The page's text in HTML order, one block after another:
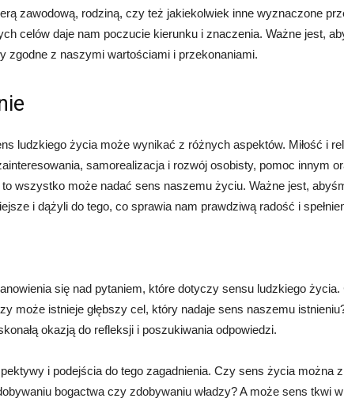
zawodową, rodziną, czy też jakiekolwiek inne wyznaczone
celów daje nam poczucie kierunku i znaczenia. Ważne jest,
zgodne z naszymi wartościami i przekonaniami.
ludzkiego życia może wynikać z różnych aspektów. Miłość i
samorealizacja i rozwój osobisty, pomoc innym
wszystko może nadać sens naszemu życiu. Ważne jest,
i dążyli do tego, co sprawia nam prawdziwą radość i
się nad pytaniem, które dotyczy sensu ludzkiego
może istnieje głębszy cel, który nadaje sens naszemu
okazją do refleksji i poszukiwania odpowiedzi.
i podejścia do tego zagadnienia. Czy sens życia można
bogactwa czy zdobywaniu władzy? A może sens tkwi w